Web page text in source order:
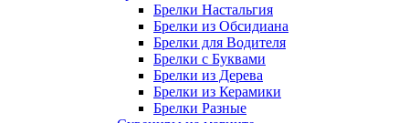
Брелки Настальгия
Брелки из Обсидиана
Брелки для Водителя
Брелки с Буквами
Брелки из Дерева
Брелки из Керамики
Брелки Разные